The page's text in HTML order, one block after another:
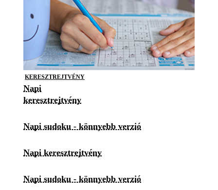
KERESZTREJTVÉNY
Napi
keresztrejtvény
Napi sudoku - könnyebb verzió
Napi keresztrejtvény
Napi sudoku - könnyebb verzió